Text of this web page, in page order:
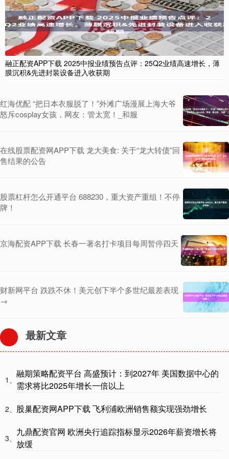
融正配资APP下载 2025中报业绩预告点评：25Q2业绩高速增长，薄
膜沉积&先进封装设备进入收获期
红海优配 “把日本衣服脱了！”外滩广场漫展上海大爷
怒斥cosplay女孩，网友：管太宽！_和服
在线股票配资网APP下载 龙大美食: 关于“龙大转债”回
售结果的公告
股票杠杆怎么开通平台 688230，重大资产重组！不停
牌！
京海配资APP下载 长春一著名打卡项目每周暂停四天
财新网平台 跌跌不休！美元创下半个多世纪最差表现
→
最新文章
1、
融期策略配资平台 高盛预计：到2027年 美国数据中心的
需求将比2025年增长一倍以上
2、 股巢配资网APP下载 飞利浦欧洲销售额实现强劲增长
3、
九鼎配资官网 欧洲央行追踪指标显示2026年薪资增长将
放缓